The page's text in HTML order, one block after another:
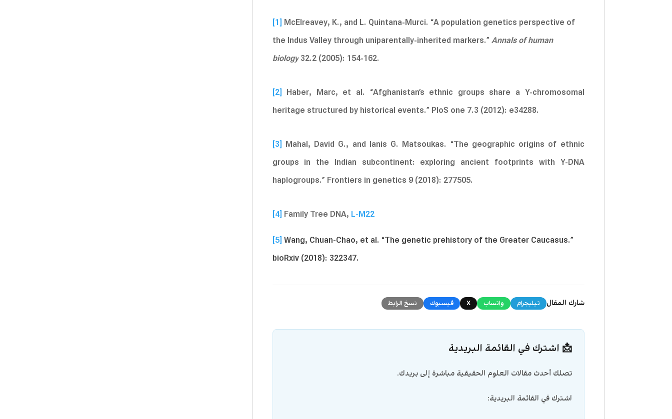
[1] McElreavey, K., and L. Quintana-Murci. “A population genetics perspective of
the Indus Valley through uniparentally-inherited markers.” Annals of human
biology32.2 (2005): 154-162.
[2] Haber, Marc, et al. “Afghanistan’s ethnic groups share a Y-chromosomal
heritage structured by historical events.” PloS one 7.3 (2012): e34288.
[3] Mahal, David G., and Ianis G. Matsoukas. “The geographic origins of ethnic
groups in the Indian subcontinent: exploring ancient footprints with Y-DNA
haplogroups.” Frontiers in genetics 9 (2018): 277505.
[4] Family Tree DNA, L-M22
[5] Wang, Chuan-Chao, et al. “The genetic prehistory of the Greater Caucasus.”
bioRxiv (2018): 322347.
شارك المقال تيليجرام واتساب X فيسبوك نسخ الرابط
📩 اشترك في القائمة البريدية
تصلك أحدث مقالات العلوم الحقيقية مباشرة إلى بريدك.
اشترك في القائمة البريدية: